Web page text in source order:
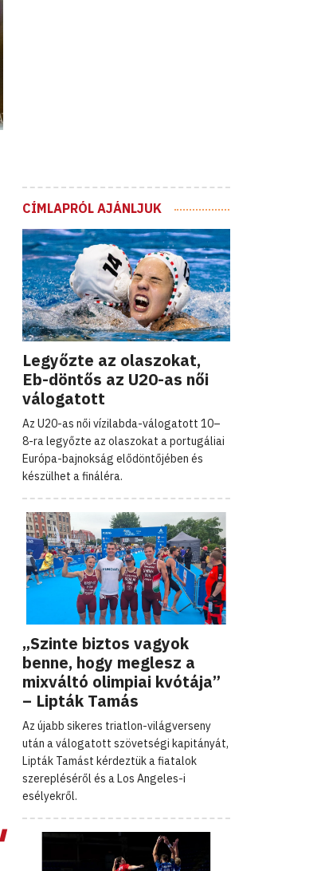
CÍMLAPRÓL AJÁNLJUK
Legyőzte az olaszokat,
Eb-döntős az U20-as női
válogatott
Az U20-as női vízilabda-válogatott 10–
8-ra legyőzte az olaszokat a portugáliai
Európa-bajnokság elődöntőjében és
készülhet a fináléra.
„Szinte biztos vagyok
benne, hogy meglesz a
mixváltó olimpiai kvótája”
– Lipták Tamás
Az újabb sikeres triatlon-világverseny
után a válogatott szövetségi kapitányát,
Lipták Tamást kérdeztük a fiatalok
szerepléséről és a Los Angeles-i
esélyekről.